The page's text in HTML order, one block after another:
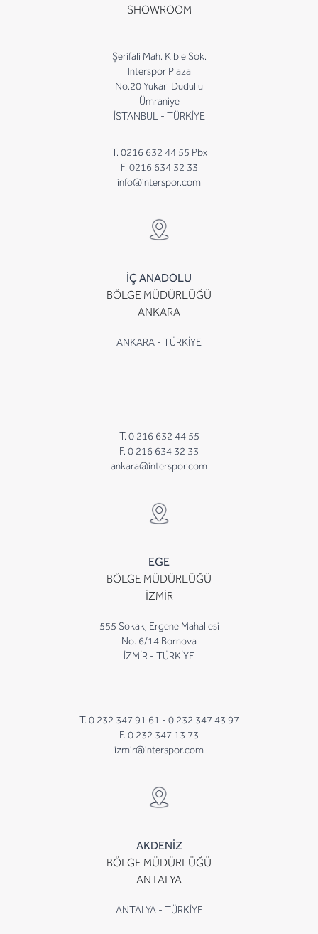
SHOWROOM
Şerifali Mah. Kıble Sok.
Interspor Plaza
No.20 Yukarı Dudullu
Ümraniye
İSTANBUL - TÜRKİYE
T. 0216 632 44 55 Pbx
F. 0216 634 32 33
info@interspor.com
İÇ ANADOLU
BÖLGE MÜDÜRLÜĞÜ
ANKARA
ANKARA - TÜRKİYE
T. 0 216 632 44 55
F. 0 216 634 32 33
ankara@interspor.com
EGE
BÖLGE MÜDÜRLÜĞÜ
İZMİR
555 Sokak, Ergene Mahallesi
No. 6/14 Bornova
İZMİR - TÜRKİYE
T. 0 232 347 91 61 - 0 232 347 43 97
F. 0 232 347 13 73
izmir@interspor.com
AKDENİZ
BÖLGE MÜDÜRLÜĞÜ
ANTALYA
ANTALYA - TÜRKİYE